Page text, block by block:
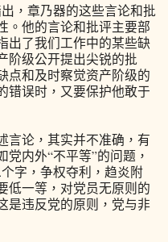
，章乃器的这些言论和批
。他的言论和批评主要部
出了我们工作中的某些缺
阶级公开提出尖锐的批
点和及时察觉资产阶级的
错误时，又要保护他敢于
论，其实并不准确，有
内外“不平等”的问题，
字，争权夺利，趋炎附
低一等，对党员无原则的
是违反党的原则，党与非